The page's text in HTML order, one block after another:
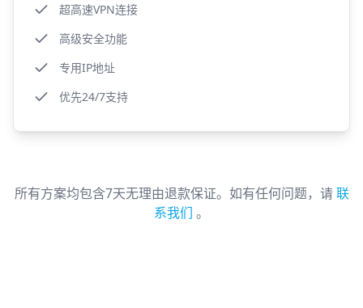
超高速VPN连接
高级安全功能
专用IP地址
优先24/7支持
所有方案均包含7天无理由退款保证。如有任何问题，请联
系我们 。